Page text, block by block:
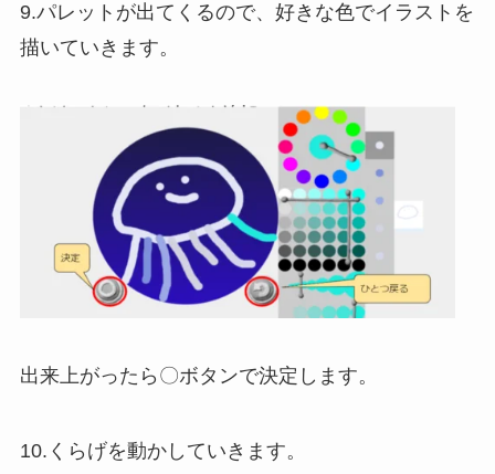
9.パレットが出てくるので、好きな色でイラストを
描いていきます。
出来上がったら〇ボタンで決定します。
10.くらげを動かしていきます。